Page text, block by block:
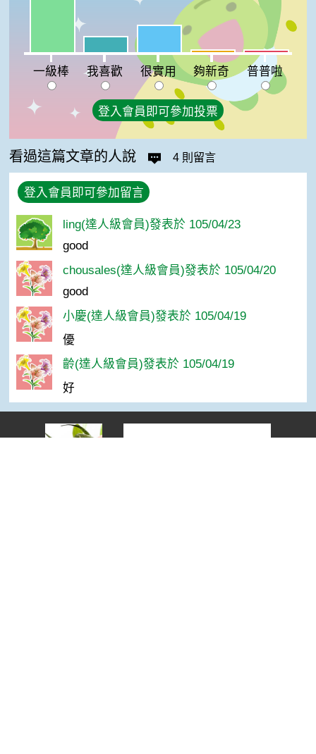
我喜歡:12%
很實用:20%
夠新奇:2%普普啦:2%
一級棒
我喜歡 很實用 夠新奇 普普啦
登入會員即可參加投票
看過這篇文章的人說 4 則留言
登入會員即可參加留言
ling(達人級會員)發表於 105/04/23
good
chousales(達人級會員)發表於 105/04/20
good
小慶(達人級會員)發表於 105/04/19
優
齡(達人級會員)發表於 105/04/19
好